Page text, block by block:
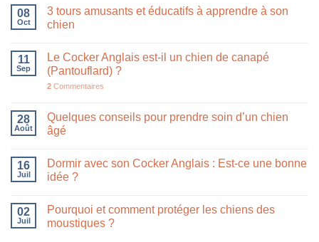
08
Oct
3 tours amusants et éducatifs à apprendre à son
chien
11
Sep
Le Cocker Anglais est-il un chien de canapé
(Pantouflard) ?
2 Commentaires
28
Août
Quelques conseils pour prendre soin d’un chien
âgé
16
Juil
Dormir avec son Cocker Anglais : Est-ce une bonne
idée ?
02
Juil
Pourquoi et comment protéger les chiens des
moustiques ?